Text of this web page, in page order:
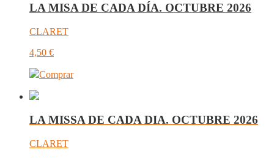
LA MISA DE CADA DÍA. OCTUBRE 2026
CLARET
4,50 €
Comprar
LA MISSA DE CADA DIA. OCTUBRE 2026
CLARET